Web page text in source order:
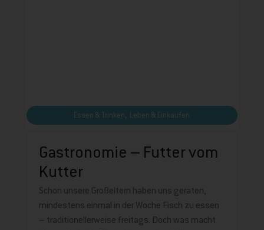
Essen & Trinken , Leben & Einkaufen
Gastronomie – Futter vom
Kutter
Schon unsere Großeltern haben uns geraten,
mindestens einmal in der Woche Fisch zu essen
– traditionellerweise freitags. Doch was macht